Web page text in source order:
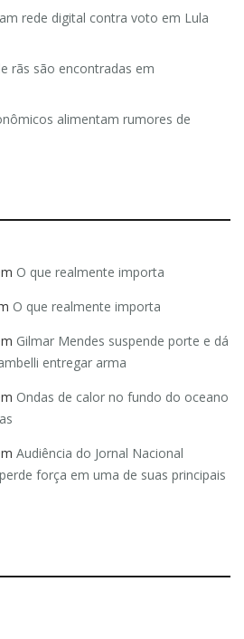
rede digital contra voto em Lula
rãs são encontradas em
alimentam rumores de
O que realmente importa
O que realmente importa
Gilmar Mendes suspende porte e dá
entregar arma
Ondas de calor no fundo do oceano
Audiência do Jornal Nacional
força em uma de suas principais